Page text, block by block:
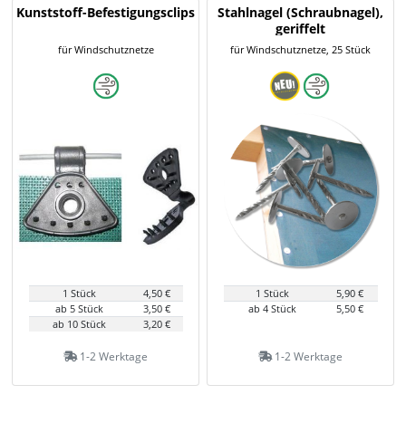
Kunststoff-Befestigungsclips
für Windschutznetze
1 Stück
4,50 €
ab 5 Stück
3,50 €
ab 10 Stück
3,20 €
1-2 Werktage
Stahlnagel (Schraubnagel),
geriffelt
für Windschutznetze, 25 Stück
1 Stück
5,90 €
ab 4 Stück
5,50 €
1-2 Werktage